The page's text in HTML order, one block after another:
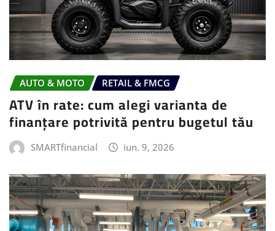
AUTO & MOTO RETAIL & FMCG
ATV în rate: cum alegi varianta de
finanțare potrivită pentru bugetul tău
SMARTfinancial iun. 9, 2026